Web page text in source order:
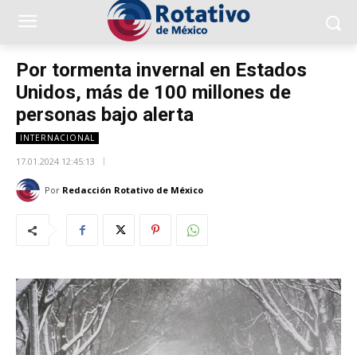
Por tormenta invernal en Estados
Unidos, más de 100 millones de
personas bajo alerta
INTERNACIONAL
17.01.2024 12:45:13
Por Redacción Rotativo de México